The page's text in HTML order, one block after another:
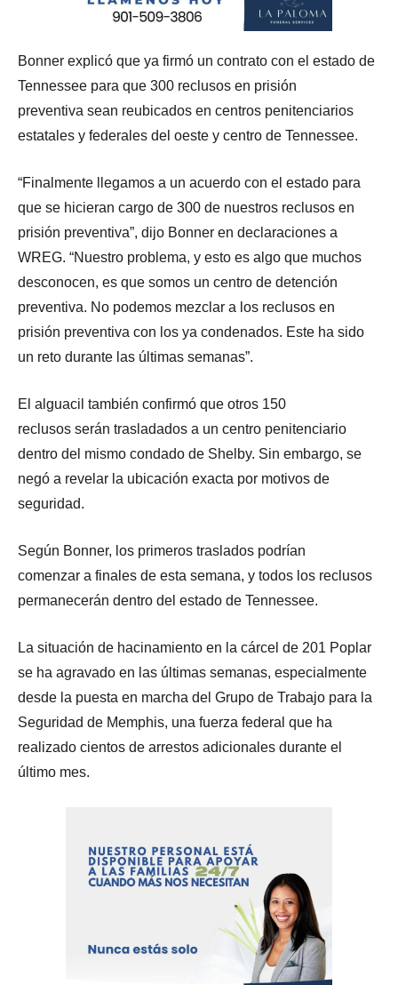
Bonner explicó que ya firmó un contrato con el estado de
Tennessee para que 300 reclusos en prisión
preventiva sean reubicados en centros penitenciarios
estatales y federales del oeste y centro de Tennessee.
“Finalmente llegamos a un acuerdo con el estado para
que se hicieran cargo de 300 de nuestros reclusos en
prisión preventiva”, dijo Bonner en declaraciones a
WREG. “Nuestro problema, y esto es algo que muchos
desconocen, es que somos un centro de detención
preventiva. No podemos mezclar a los reclusos en
prisión preventiva con los ya condenados. Este ha sido
un reto durante las últimas semanas”.
El alguacil también confirmó que otros 150
reclusos serán trasladados a un centro penitenciario
dentro del mismo condado de Shelby. Sin embargo, se
negó a revelar la ubicación exacta por motivos de
seguridad.
Según Bonner, los primeros traslados podrían
comenzar a finales de esta semana, y todos los reclusos
permanecerán dentro del estado de Tennessee.
La situación de hacinamiento en la cárcel de 201 Poplar
se ha agravado en las últimas semanas, especialmente
desde la puesta en marcha del Grupo de Trabajo para la
Seguridad de Memphis, una fuerza federal que ha
realizado cientos de arrestos adicionales durante el
último mes.